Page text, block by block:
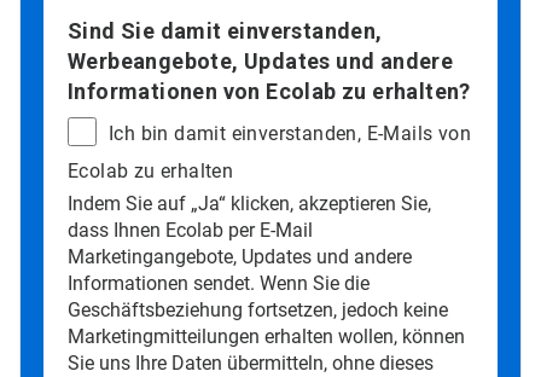
Sind Sie damit einverstanden,
Werbeangebote, Updates und andere
Informationen von Ecolab zu erhalten?
Ich bin damit einverstanden, E-Mails von
Ecolab zu erhalten
Indem Sie auf „Ja“ klicken, akzeptieren Sie,
dass Ihnen Ecolab per E-Mail
Marketingangebote, Updates und andere
Informationen sendet. Wenn Sie die
Geschäftsbeziehung fortsetzen, jedoch keine
Marketingmitteilungen erhalten wollen, können
Sie uns Ihre Daten übermitteln, ohne dieses